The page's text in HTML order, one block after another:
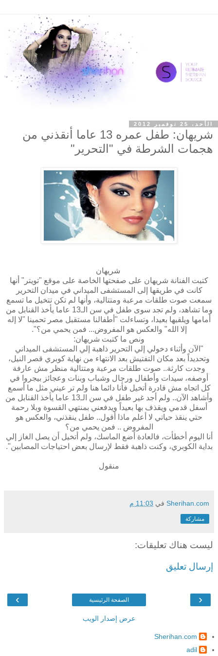
الأحد، 25 نوفمبر 2012
شريهان: طفل عمره 13 عاما أنقذني من
هجمات الشرطة في "التحرير"
شريهان
كتبت الفنانة شريهان على صفحتها الخاصة على موقع "تويتر" أنها
كانت في طريقها إلى المستشفى الميداني في ميدان التحرير
سمعت صوت طلقات مرعبة ومتتالية، وأنها لم تكن تتخيل ما تسمع
وما تشاهد، ولم تجد سوى طفل في سن الـ13 عاما يأخذ القنابل من
أمامها ويلقيها بعيدا، وتساءلت "أطفالنا مستقبل مصر تحمينا "لا إله
إلا الله" والعكس هو المفروض... فمن يحمي من؟".
ونص ما كتبت شريهان:
"الآن وأثناء دخولي إلي التحرير ذاهبة إلي المستشفى الميداني
وتحديداً بعد مكان التفتيش بعد الانتهاء من نهاية كوبري قصر النيل،
وجدت كارثة.. صوت طلقات مرعبة ومتتالية منظر مش عارفة
أوصفه، سيدات وأطفال ورجال وشباب وبنات وعجائز بيجروا في
كل اتجاه مش قادرة أتخيل فأنا دائما هنا ولم تر عيني مثل ما أسمع
وأشاهد الآن.. ولم أجد غير طفل في سن الـ13 عاما يأخذ القنابل من
أسفل قدمي ويقذف بها بعيداً ويدفعني بمنتهي القسوة وبلا رحمة
حتي ينقذ حياتي لا أعلم ماذا أقول.. طفل ينقذني، والعكس هو
المفروض .. فمن يحمي من؟
أنا اليوم أخطأت، فالعادة أضع الماسك، ولم أتخيل أن يصل الغاز إلي
بداية الكوبري، وكنت ذاهبة فقط لإرسال بعض احتياجات المصابين".
منقول
Sherihan.com في 11:03 م
مشاركة
ليست هناك تعليقات:
إرسال تعليق
‹
› الصفحة الرئيسية
عرض إصدار الويب
Sherihan.com
adil